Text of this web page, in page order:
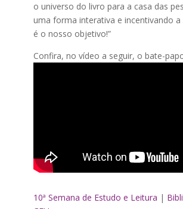
o universo do livro para a casa das
uma forma interativa e incentivando a
é o nosso objetivo!”
Confira, no vídeo a seguir, o bate-
10ª Semana de Estudo e Leitura |